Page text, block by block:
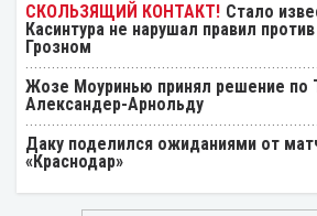
Стало
Касинтура не нарушал правил
Грозном
Жозе Моуринью принял решение по
Александер-Арнольду
Даку поделился ожиданиями от
«Краснодар»